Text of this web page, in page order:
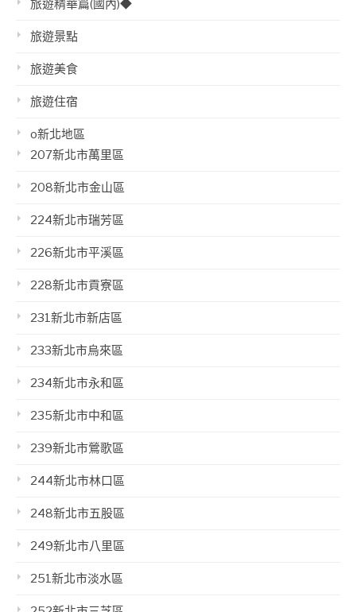
旅遊精華篇(國內)◆
旅遊景點
旅遊美食
旅遊住宿
o新北地區
207新北市萬里區
208新北市金山區
224新北市瑞芳區
226新北市平溪區
228新北市貢寮區
231新北市新店區
233新北市烏來區
234新北市永和區
235新北市中和區
239新北市鶯歌區
244新北市林口區
248新北市五股區
249新北市八里區
251新北市淡水區